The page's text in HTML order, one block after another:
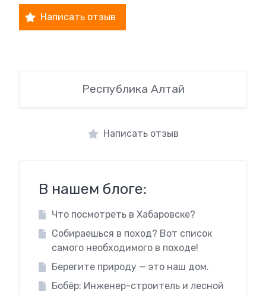
Написать отзыв
Республика Алтай
Написать отзыв
В нашем блоге:
Что посмотреть в Хабаровске?
Собираешься в поход? Вот список
самого необходимого в походе!
Берегите природу — это наш дом.
Бобёр: Инженер-строитель и лесной